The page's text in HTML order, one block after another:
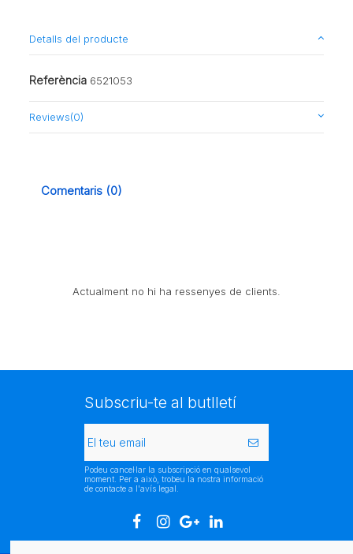
Detalls del producte
Referència 6521053
Reviews(0)
Comentaris (0)
Actualment no hi ha ressenyes de clients.
Subscriu-te al butlletí
Podeu cancel·lar la subscripció en qualsevol
moment. Per a això, trobeu la nostra informació
de contacte a l'avís legal.